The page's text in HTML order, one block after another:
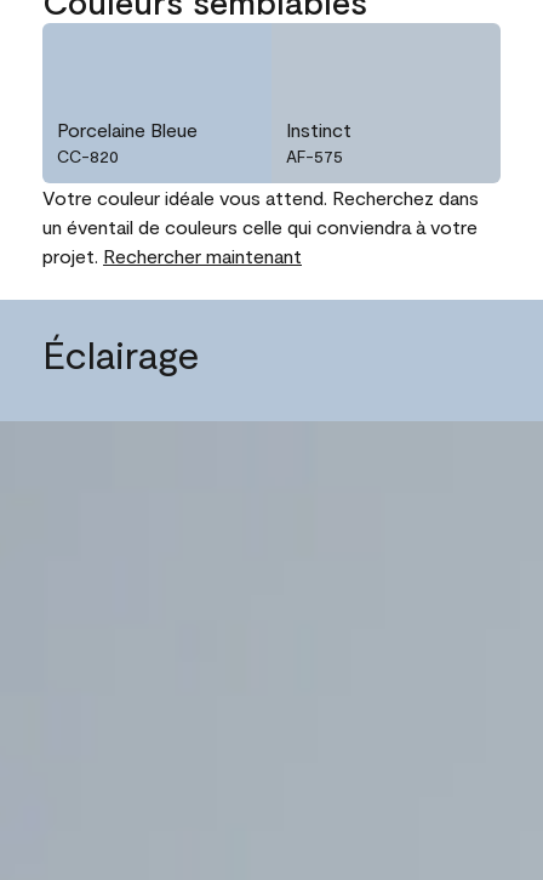
Porcelaine Bleue
CC-820
Instinct
AF-575
Votre couleur idéale vous attend. Recherchez dans
un éventail de couleurs celle qui conviendra à votre
projet. Rechercher maintenant
Éclairage